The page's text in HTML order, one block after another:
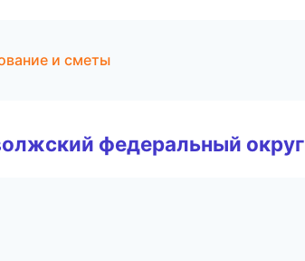
и сметы
федеральный округ